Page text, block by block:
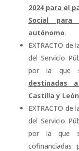
2024 para el
Social para
autónomo.
EXTRACTO de
del Servicio
por la que
destinadas
Castilla y
EXTRACTO de
del Servicio
por la que
cofinanciadas